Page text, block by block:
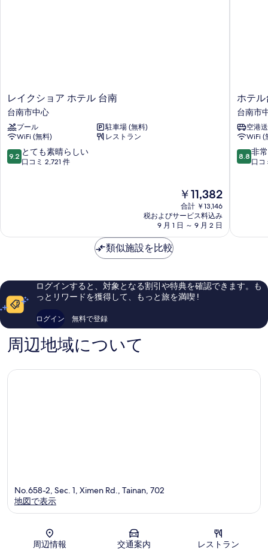
レ
イ
ク
シ
ョ
ア
ホ
市
レイクショア ホテル 台南
台南市中心
プール
駐車場 (無料)
WiFi (無料)
レストラン
10
段
素
い、
コ
ミ
件
の
コ
9.2 とても素晴らしい
口コミ 2,721 件
現
在
の
料
金
￥11,382
合計 ￥13,146
税およびサービス料込み
9 月 1 日 ～ 9 月 2 日
ホ
テ
ル
台
南
(台
南
中
ホテ
台南市
空港
WiFi (
10
段
良
ミ
1,002
8.8 非
口コ
類似施設を比較
ログインすると、対象となる割引や特典を確認できます。も
っとリワードを獲得して、もっと旅を満喫 !
ログイン 無料で登録
周辺地域について
地図
No.658-2, Sec. 1, Ximen Rd., Tainan, 702
地図で表示
周辺情報 交通案内 レストラン